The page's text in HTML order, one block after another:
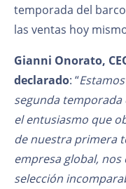
temporada del
las ventas hoy
Gianni Onorato,
declarado: “
segunda temporada
el entusiasmo que
de nuestra primera
empresa global,
selección